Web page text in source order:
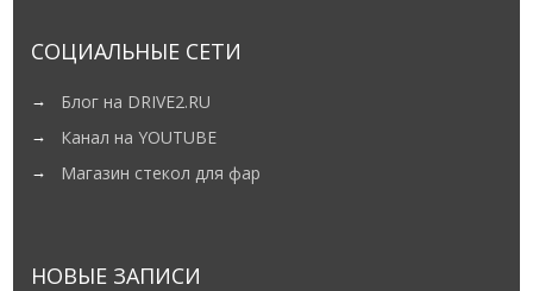
СОЦИАЛЬНЫЕ СЕТИ
Блог на DRIVE2.RU
Канал на YOUTUBE
Магазин стекол для фар
НОВЫЕ ЗАПИСИ